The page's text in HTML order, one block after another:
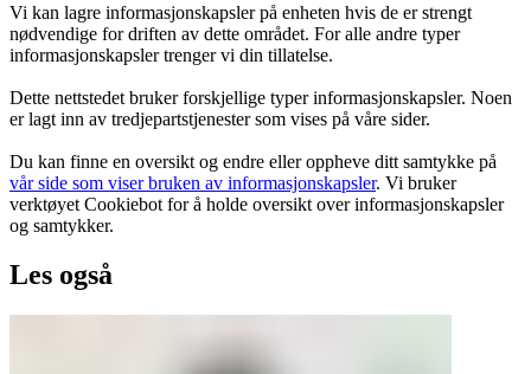
Vi kan lagre informasjonskapsler på enheten hvis de er strengt
nødvendige for driften av dette området. For alle andre typer
informasjonskapsler trenger vi din tillatelse.
Dette nettstedet bruker forskjellige typer informasjonskapsler. Noen
er lagt inn av tredjepartstjenester som vises på våre sider.
Du kan finne en oversikt og endre eller oppheve ditt samtykke på
vår side som viser bruken av informasjonskapsler. Vi bruker
verktøyet Cookiebot for å holde oversikt over informasjonskapsler
og samtykker.
Les også